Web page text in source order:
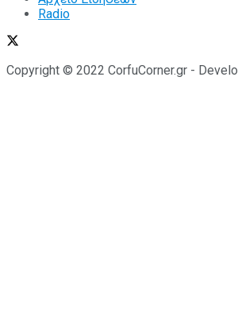
Radio
Copyright © 2022 CorfuCorner.gr -